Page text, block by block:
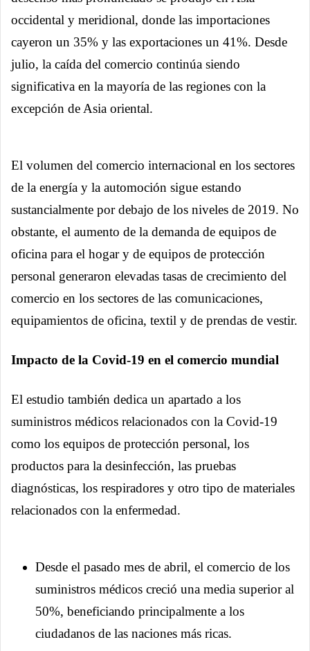
occidental y meridional, donde las importaciones
cayeron un 35% y las exportaciones un 41%. Desde
julio, la caída del comercio continúa siendo
significativa en la mayoría de las regiones con la
excepción de Asia oriental.
El volumen del comercio internacional en los sectores
de la energía y la automoción sigue estando
sustancialmente por debajo de los niveles de 2019. No
obstante, el aumento de la demanda de equipos de
oficina para el hogar y de equipos de protección
personal generaron elevadas tasas de crecimiento del
comercio en los sectores de las comunicaciones,
equipamientos de oficina, textil y de prendas de vestir.
Impacto de la Covid-19 en el comercio mundial
El estudio también dedica un apartado a los
suministros médicos relacionados con la Covid-19
como los equipos de protección personal, los
productos para la desinfección, las pruebas
diagnósticas, los respiradores y otro tipo de materiales
relacionados con la enfermedad.
Desde el pasado mes de abril, el comercio de los
suministros médicos creció una media superior al
50%, beneficiando principalmente a los
ciudadanos de las naciones más ricas.